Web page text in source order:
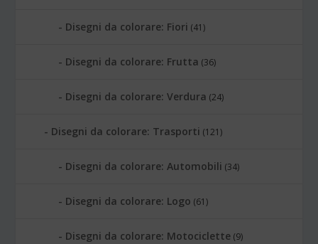
Disegni da colorare: Fiori (41)
Disegni da colorare: Frutta (36)
Disegni da colorare: Verdura (24)
Disegni da colorare: Trasporti (121)
Disegni da colorare: Automobili (34)
Disegni da colorare: Logo (61)
Disegni da colorare: Motociclette (9)